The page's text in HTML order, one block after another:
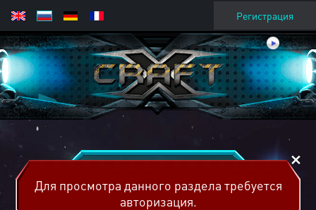
Регистрация
Для просмотра данного раздела требуется
авторизация.